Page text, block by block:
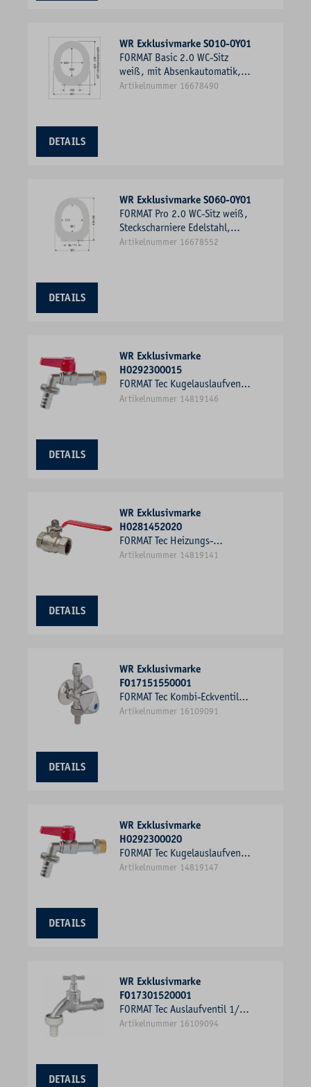
WR Exklusivmarke SO10-0Y01
FORMAT Basic 2.0 WC-Sitz
weiß, mit Absenkautomatik,
Scharniere Kunststoff
Artikelnummer 16678490
DETAILS
WR Exklusivmarke SO60-0Y01
FORMAT Pro 2.0 WC-Sitz weiß,
Steckscharniere Edelstahl,
abnehmbar, mit
Artikelnummer 16678552
DETAILS
WR Exklusivmarke
H0292300015
FORMAT Tec Kugelauslaufventil
Typ 2300 1/2", Messing
Artikelnummer 14819146
DETAILS
WR Exklusivmarke
H0281452020
FORMAT Tec Heizungs-
Kugelhahn Typ 1452 Messing
Artikelnummer 14819141
DETAILS
WR Exklusivmarke
FO17151550001
FORMAT Tec Kombi-Eckventil
1/2", selbstdichtend, ohne
Artikelnummer 16109091
DETAILS
WR Exklusivmarke
H0292300020
FORMAT Tec Kugelauslaufventil
Typ 2300 3/4", Messing
Artikelnummer 14819147
DETAILS
WR Exklusivmarke
FO17301520001
FORMAT Tec Auslaufventil 1/2",
mit Knebelgriff und
Artikelnummer 16109094
DETAILS